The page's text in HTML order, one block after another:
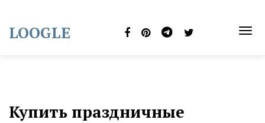
content
LOOGLE
Купить праздничные